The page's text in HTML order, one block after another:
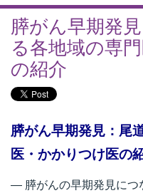
膵がん早期発
る各地域の専
の紹介
膵がん早期発見：尾
医・かかりつけ医の
― 膵がんの早期発見につ